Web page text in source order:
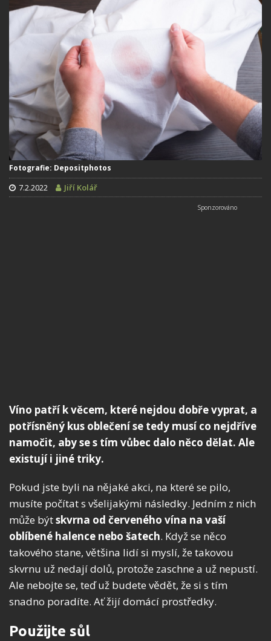
Fotografie: Depositphotos
7.2.2022 Jiří Kolář
Víno patří k věcem, které nejdou dobře vyprat, a
potřísněný kus oblečení se tedy musí co nejdříve
namočit, aby se s tím vůbec dalo něco dělat. Ale
existují i jiné triky.
Pokud jste byli na nějaké akci, na které se pilo,
musíte počítat s všelijakými následky. Jedním z nich
může býtskvrna od červeného vína na vaší
oblíbené halence nebo šatech. Když se něco
takového stane, většina lidí si myslí, že takovou
skvrnu už nedají dolů, protože zaschne a už nepustí.
Ale nebojte se, teď už budete vědět, že si s tím
snadno poradíte. Ať žijí domácí prostředky.
Použijte sůl